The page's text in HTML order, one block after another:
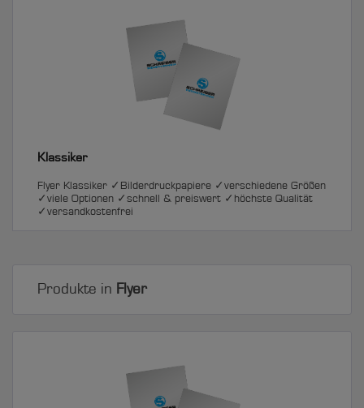
Klassiker
Flyer Klassiker ✓Bilderdruckpapiere ✓verschiedene Größen
✓viele Optionen ✓schnell & preiswert ✓höchste Qualität
✓versandkostenfrei
Produkte in Flyer